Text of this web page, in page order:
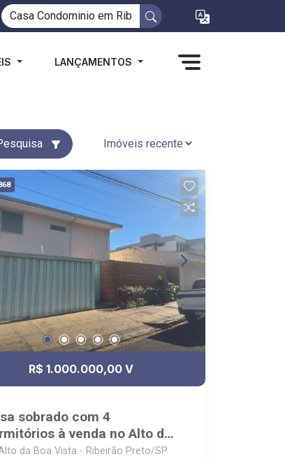
LANÇAMENTOS
R$ 1.000.000,00 V
sobrado com 4
à venda no Alto da
Vista
da Boa Vista - Ribeirão Preto/SP